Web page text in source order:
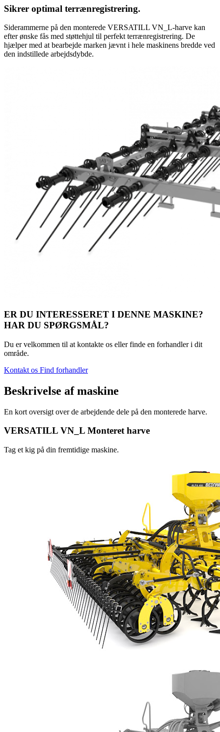
Sikrer optimal terrænregistrering.
Siderammerne på den monterede VERSATILL VN_L-harve kan
efter ønske fås med støttehjul til perfekt terrænregistrering. De
hjælper med at bearbejde marken jævnt i hele maskinens bredde ved
den indstillede arbejdsdybde.
ER DU INTERESSERET I DENNE MASKINE?
HAR DU SPØRGSMÅL?
Du er velkommen til at kontakte os eller finde en forhandler i dit
område.
Kontakt os Find forhandler
Beskrivelse af maskine
En kort oversigt over de arbejdende dele på den monterede harve.
VERSATILL VN_L Monteret harve
Tag et kig på din fremtidige maskine.